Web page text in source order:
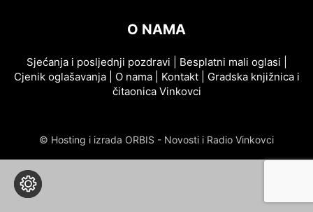
O NAMA
Sjećanja i posljednji pozdravi Besplatni mali oglasi
Cjenik oglašavanja| O nama| Kontakt| Gradska knjižnica i
čitaonica Vinkovci
© Hosting i izrada ORBIS - Novosti i Radio Vinkovci